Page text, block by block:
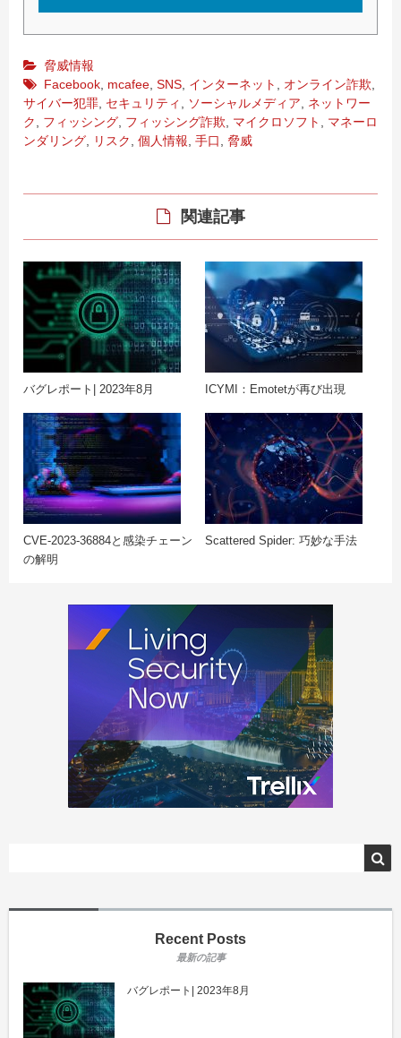
脅威情報
Facebook mcafee SNS インターネット オンライン詐欺
サイバー犯罪 セキュリティ ソーシャルメディア
ネットワー
ク
フィッシング フィッシング詐欺 マイクロソフト
マネーロ
ンダリング
リスク 個人情報 手口 脅威
関連記事
バグレポート| 2023年8月 ICYMI：Emotetが再び出現
CVE-2023-36884と感染チェーン
の解明
Scattered Spider: 巧妙な手法
Recent Posts
バグレポート| 2023年8月